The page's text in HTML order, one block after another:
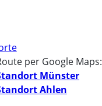
per Google Maps:
Münster
Ahlen